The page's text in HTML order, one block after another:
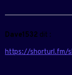
Dave1532 dit :
https://shorturl.fm/